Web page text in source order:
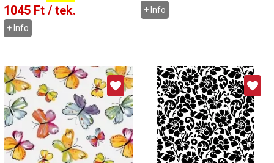
1045 Ft / tek.
+ Info
+ Info